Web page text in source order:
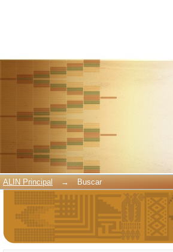
ALIN Principal → Buscar